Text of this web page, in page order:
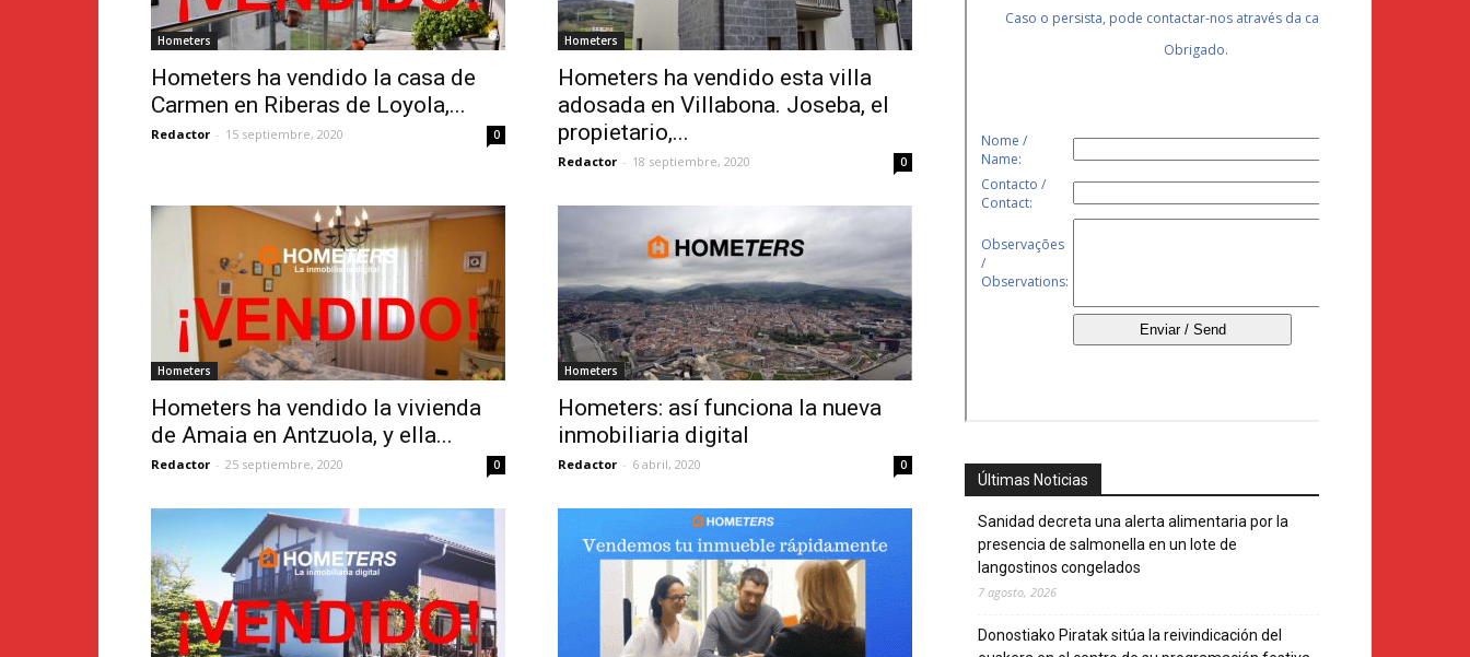
Hometers
Hometers ha vendido la casa de
Carmen en Riberas de Loyola,...
Redactor - 15 septiembre, 2020 0
Hometers
Hometers ha vendido esta villa
adosada en Villabona. Joseba, el
propietario,...
Redactor - 18 septiembre, 2020 0
Hometers
Hometers ha vendido la vivienda
de Amaia en Antzuola, y ella...
Redactor - 25 septiembre, 2020 0
Hometers
Hometers: así funciona la nueva
inmobiliaria digital
Redactor - 6 abril, 2020 0
Últimas Noticias
Sanidad decreta una alerta alimentaria por la
presencia de salmonella en un lote de
langostinos congelados
7 agosto, 2026
Donostiako Piratak sitúa la reivindicación del